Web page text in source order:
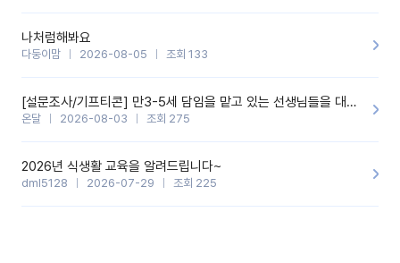
나처럼해봐요
다둥이맘 2026-08-05 조회 133
[설문조사/기프티콘] 만3-5세 담임을 맡고 있는 선생님들을 대상으로 설문조사를 합니다!
온달 2026-08-03 조회 275
2026년 식생활 교육을 알려드립니다~
dml5128 2026-07-29 조회 225